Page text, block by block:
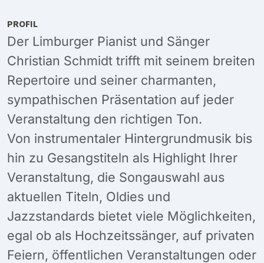
PROFIL
Der Limburger Pianist und Sänger
Christian Schmidt trifft mit seinem breiten
Repertoire und seiner charmanten,
sympathischen Präsentation auf jeder
Veranstaltung den richtigen Ton.
Von instrumentaler Hintergrundmusik bis
hin zu Gesangstiteln als Highlight Ihrer
Veranstaltung, die Songauswahl aus
aktuellen Titeln, Oldies und
Jazzstandards bietet viele Möglichkeiten,
egal ob als Hochzeitssänger, auf privaten
Feiern, öffentlichen Veranstaltungen oder